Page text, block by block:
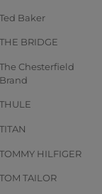
Ted Baker
THE BRIDGE
The Chesterfield
Brand
THULE
TITAN
TOMMY HILFIGER
TOM TAILOR